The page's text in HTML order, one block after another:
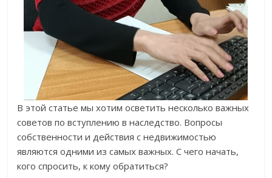
В этой статье мы хотим осветить несколько важных
советов по вступлению в наследство. Вопросы
собственности и действия с недвижимостью
являются одними из самых важных. С чего начать,
кого спросить, к кому обратиться?